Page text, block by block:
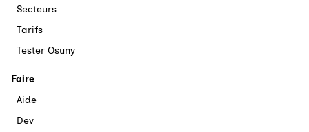
Secteurs
Tarifs
Tester Osuny
Faire
Aide
Dev